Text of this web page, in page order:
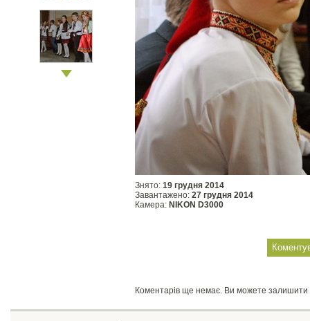
Знято: 19 грудня 2014
Завантажено: 27 грудня 2014
Камера: NIKON D3000
Коментарів ще немає. Ви можете